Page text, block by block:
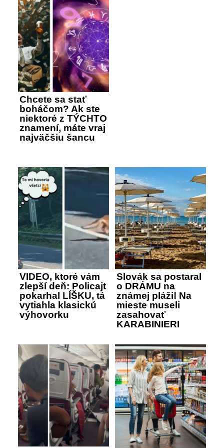
Chcete sa stať
boháčom? Ak ste
niektoré z TÝCHTO
znamení, máte vraj
najväčšiu šancu
VIDEO, ktoré vám
zlepší deň: Policajt
pokarhal LÍŠKU, tá
vytiahla klasickú
výhovorku
Slovák sa postaral
o DRÁMU na
známej pláži! Na
mieste museli
zasahovať
KARABINIERI